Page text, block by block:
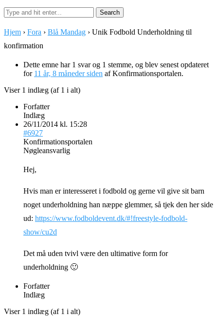
Hjem › Fora › Blå Mandag › Unik Fodbold Underholdning til
konfirmation
Dette emne har 1 svar og 1 stemme, og blev senest opdateret
for 11 år, 8 måneder siden afKonfirmationsportalen.
Viser 1 indlæg (af 1 i alt)
Forfatter
Indlæg
26/11/2014 kl. 15:28
#6927
Konfirmationsportalen
Nøgleansvarlig
Hej,
Hvis man er interesseret i fodbold og gerne vil give sit barn
noget underholdning han næppe glemmer, så tjek den her side
ud: https://www.fodboldevent.dk/#!freestyle-fodbold-
show/cu2d
Det må uden tvivl være den ultimative form for
underholdning 🙂
Forfatter
Indlæg
Viser 1 indlæg (af 1 i alt)